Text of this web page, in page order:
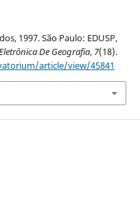
1997. São Paulo: EDUSP,
De Geografia, 7(18).
article/view/45841